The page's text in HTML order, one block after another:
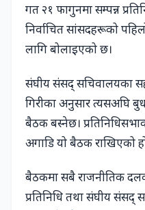
गत २१ फागुनमा सम्पन्न
निर्वाचित सांसदहरूको
लागि बोलाइएको छ।
संघीय संसद् सचिवालयका
गिरीका अनुसार त्यसअघि
बैठक बस्नेछ।
अगाडि यो बैठक राखिएको
बैठकमा सबै राजनीतिक
प्रतिनिधि तथा संघीय संसद्